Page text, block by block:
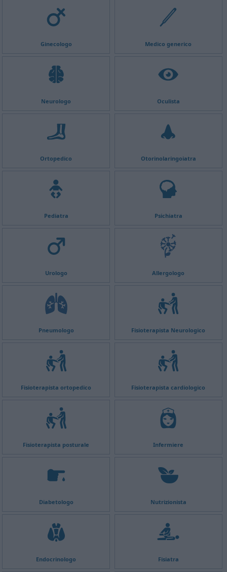
Ginecologo Medico generico
Neurologo Oculista
Ortopedico Otorinolaringoiatra
Pediatra Psichiatra
Urologo Allergologo
Pneumologo Fisioterapista Neurologico
Fisioterapista ortopedico Fisioterapista cardiologico
Fisioterapista posturale Infermiere
Diabetologo Nutrizionista
Endocrinologo Fisiatra